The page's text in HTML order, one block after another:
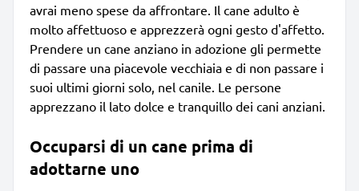
avrai meno spese da affrontare. Il cane adulto è
molto affettuoso e apprezzerà ogni gesto d'affetto.
Prendere un cane anziano in adozione gli permette
di passare una piacevole vecchiaia e di non passare i
suoi ultimi giorni solo, nel canile. Le persone
apprezzano il lato dolce e tranquillo dei cani anziani.
Occuparsi di un cane prima di
adottarne uno